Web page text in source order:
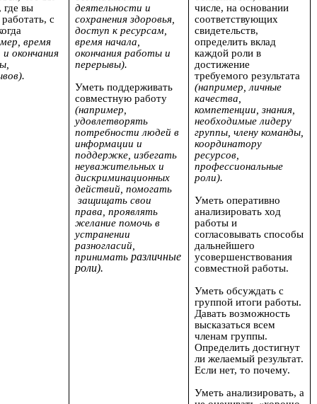
где вы
работать, с
время
и окончания
деятельности и
сохранения здоровья,
доступ к ресурсам,
время начала,
окончания работы и
перерывы).
Уметь поддерживать
совместную работу
(например,
удовлетворять
потребности людей в
информации и
поддержке, избегать
неуважительных и
дискриминационных
действий, помогать
защищать свои
права, проявлять
желание помочь в
устранении
разногласий,
приниматьразличные
роли).
числе, на основании
соответствующих
свидетельств,
определить вклад
каждой роли в
достижение
требуемого результата
(например, личные
качества,
компетенции, знания,
необходимые лидеру
группы, члену команды,
координатору
ресурсов,
профессиональные
роли).
Уметь оперативно
анализировать ход
работы и
согласовывать способы
дальнейшего
усовершенствования
совместной работы.
Уметьобсуждать с
группой итоги работы.
Давать возможность
высказаться всем
членам группы.
Определить достигнут
ли желаемый результат.
Если нет, то почему.
Уметь анализировать, а